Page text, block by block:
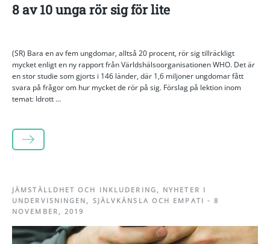
8 av 10 unga rör sig för lite
(SR) Bara en av fem ungdomar, alltså 20 procent, rör sig tillräckligt
mycket enligt en ny rapport från Världshälsoorganisationen WHO. Det är
en stor studie som gjorts i 146 länder, där 1,6 miljoner ungdomar fått
svara på frågor om hur mycket de rör på sig. Förslag på lektion inom
temat: Idrott ...
LÄS MER
JÄMSTÄLLDHET OCH INKLUDERING , NYHETER I
UNDERVISNINGEN , SJÄLVKÄNSLA OCH EMPATI -8
NOVEMBER, 2019